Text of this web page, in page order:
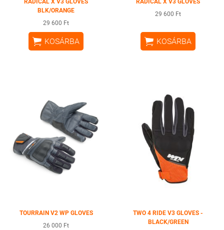
BLK/ORANGE
29 600 Ft
 KOSÁRBA
29 600 Ft
 KOSÁRBA
TOURRAIN V2 WP GLOVES
26 000 Ft
TWO 4 RIDE V3 GLOVES -
BLACK/GREEN